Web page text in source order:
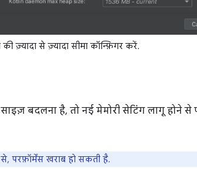
ज़्यादा से ज़्यादा सीमा कॉन्फ़िगर करें.
बदलना है, तो नई मेमोरी सेटिंग लागू होने
परफ़ॉर्मेंस खराब हो सकती है.